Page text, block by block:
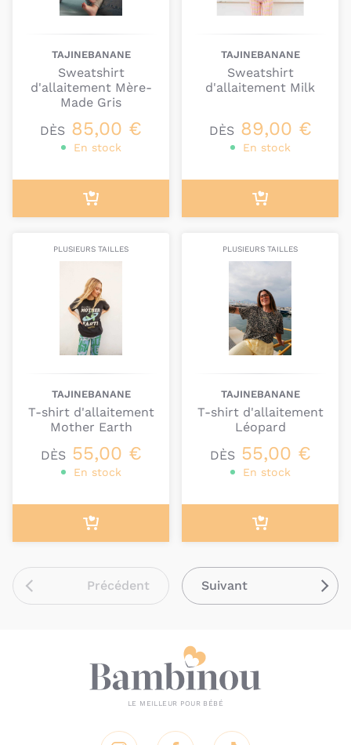
TAJINEBANANE
Sweatshirt
d'allaitement Mère-
Made Gris
DÈS 85,00 €
En stock
TAJINEBANANE
Sweatshirt
d'allaitement Milk
DÈS 89,00 €
En stock
PLUSIEURS TAILLES
TAJINEBANANE
T-shirt d'allaitement
Mother Earth
DÈS 55,00 €
En stock
PLUSIEURS TAILLES
TAJINEBANANE
T-shirt d'allaitement
Léopard
DÈS 55,00 €
En stock
Précédent Suivant